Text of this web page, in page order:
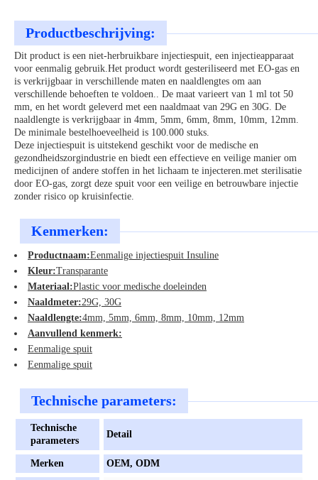
Productbeschrijving:
Dit product is een niet-herbruikbare injectiespuit, een injectieapparaat
voor eenmalig gebruik.Het product wordt gesteriliseerd met EO-gas en
is verkrijgbaar in verschillende maten en naaldlengtes om aan
verschillende behoeften te voldoen.. De maat varieert van 1 ml tot 50
mm, en het wordt geleverd met een naaldmaat van 29G en 30G. De
naaldlengte is verkrijgbaar in 4mm, 5mm, 6mm, 8mm, 10mm, 12mm.
De minimale bestelhoeveelheid is 100.000 stuks.
Deze injectiespuit is uitstekend geschikt voor de medische en
gezondheidszorgindustrie en biedt een effectieve en veilige manier om
medicijnen of andere stoffen in het lichaam te injecteren.met sterilisatie
door EO-gas, zorgt deze spuit voor een veilige en betrouwbare injectie
zonder risico op kruisinfectie.
Kenmerken:
Productnaam:Eenmalige injectiespuit Insuline
Kleur:Transparante
Materiaal:Plastic voor medische doeleinden
Naaldmeter:29G, 30G
Naaldlengte:4mm, 5mm, 6mm, 8mm, 10mm, 12mm
Aanvullend kenmerk:
Eenmalige spuit
Eenmalige spuit
Technische parameters:
Technische
parameters
Detail
Merken OEM, ODM